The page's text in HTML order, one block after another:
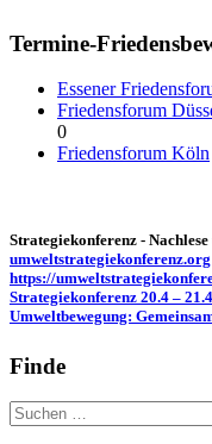
Termine-
Essener
Friedensforum
0
Friedensforum Köln
Strategiekonferenz -
umweltstrategiekonferenz.org
https://
Strategiekonferenz 20.4 –
Umweltbewegung:
Finde
Suche
nach: